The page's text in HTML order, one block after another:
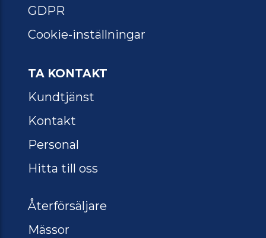
GDPR
Cookie-inställningar
TA KONTAKT
Kundtjänst
Kontakt
Personal
Hitta till oss
Återförsäljare
Mässor